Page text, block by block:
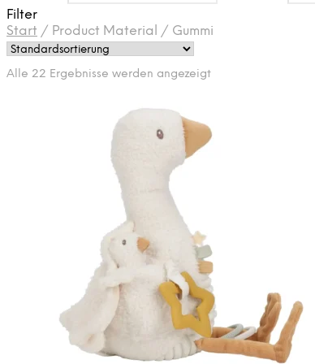
Filter
Start / Product Material / Gummi
Alle 22 Ergebnisse werden angezeigt